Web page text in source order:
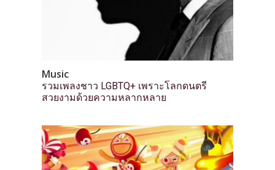
Music
รวมเพลงชาว LGBTQ+ เพราะโลกดนตรี
สวยงามด้วยความหลากหลาย